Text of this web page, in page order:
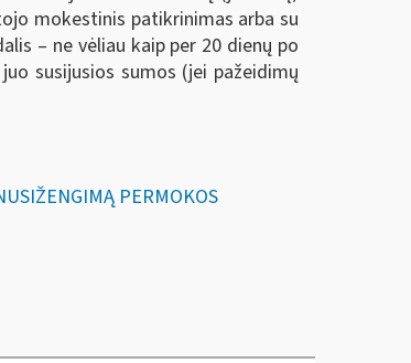
mokestinis patikrinimas arba su
– ne vėliau kaip per 20 dienų po
susijusios sumos (jei pažeidimų
PERMOKOS